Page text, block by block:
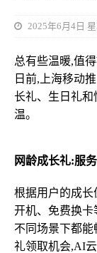
2025年6月4日
总有些温暖,值
日前,上海移动
长礼、生日礼和
温。
网龄成长礼:服
根据用户的成长
开机、免费换卡
不同场景下都
礼领取机会,AI